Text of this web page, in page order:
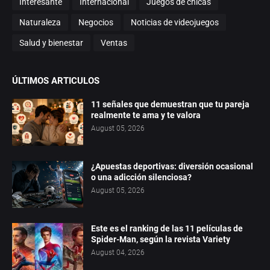
Naturaleza Negocios Noticias de videojuegos
Salud y bienestar Ventas
ÚLTIMOS ARTICULOS
11 señales que demuestran que tu pareja
realmente te ama y te valora
August 05, 2026
¿Apuestas deportivas: diversión ocasional
o una adicción silenciosa?
August 05, 2026
Este es el ranking de las 11 películas de
Spider-Man, según la revista Variety
August 04, 2026